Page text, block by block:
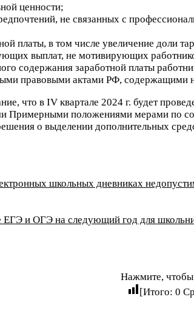
ценности;
не связанных с
платы, в том числе увеличение доли
выплат, не мотивирующих
содержания заработной платы
правовыми актами РФ, содержащими
что в IV квартале 2024 г. будет
Примерными положениями мерами по
о выделении дополнительных
школьных дневниках
ЕГЭ и ОГЭ на следующий год для
Нажмите, чтобы
[Итого: 0